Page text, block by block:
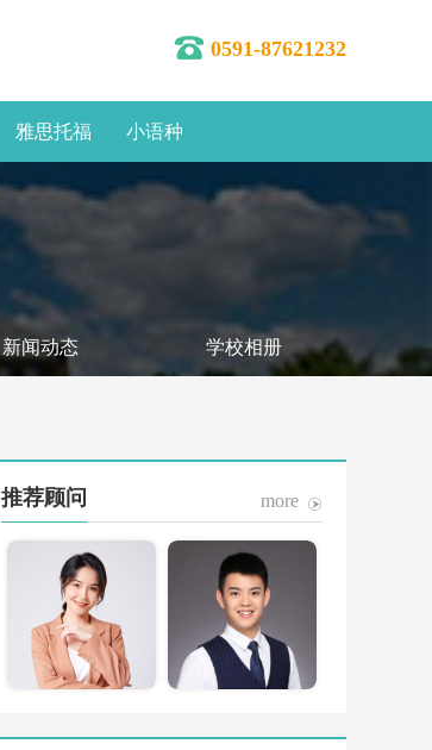
0591-87621232
雅思托福 小语种
新闻动态 学校相册
推荐顾问 more
陈维津
福州分公司副总经理
从业10年，名校录取
是我的工作目标，专
业专心、细致周到是
我的工作准则。精通
向TA咨询